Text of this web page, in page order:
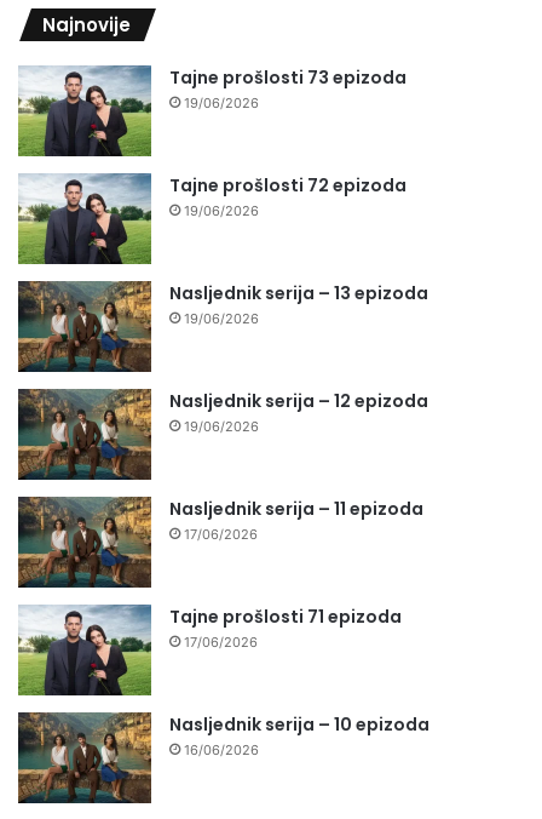
Najnovije
Tajne prošlosti 73 epizoda
19/06/2026
Tajne prošlosti 72 epizoda
19/06/2026
Nasljednik serija – 13 epizoda
19/06/2026
Nasljednik serija – 12 epizoda
19/06/2026
Nasljednik serija – 11 epizoda
17/06/2026
Tajne prošlosti 71 epizoda
17/06/2026
Nasljednik serija – 10 epizoda
16/06/2026